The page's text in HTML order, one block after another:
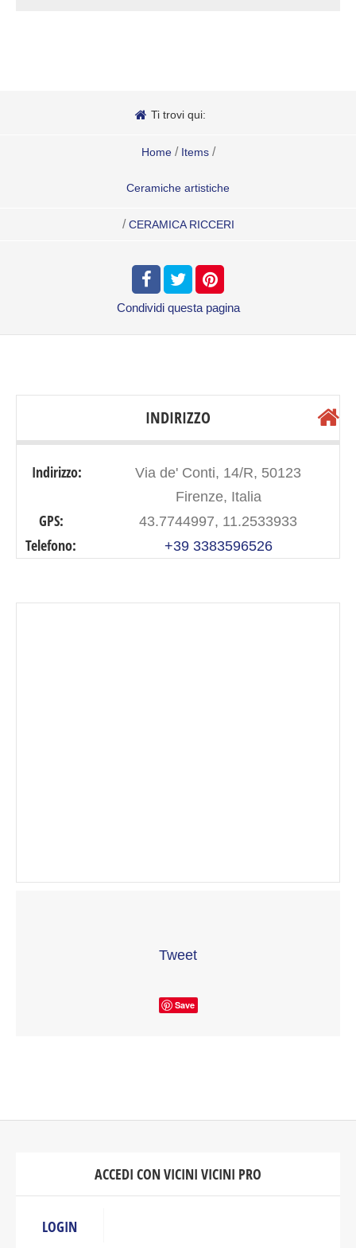
Ti trovi qui:
Home / Items /
Ceramiche artistiche
/ CERAMICA RICCERI
Condividi questa pagina
INDIRIZZO
Indirizzo:
Via de' Conti, 14/R, 50123
Firenze, Italia
GPS: 43.7744997, 11.2533933
Telefono: +39 3383596526
Tweet
Save
ACCEDI CON VICINI VICINI PRO
LOGIN